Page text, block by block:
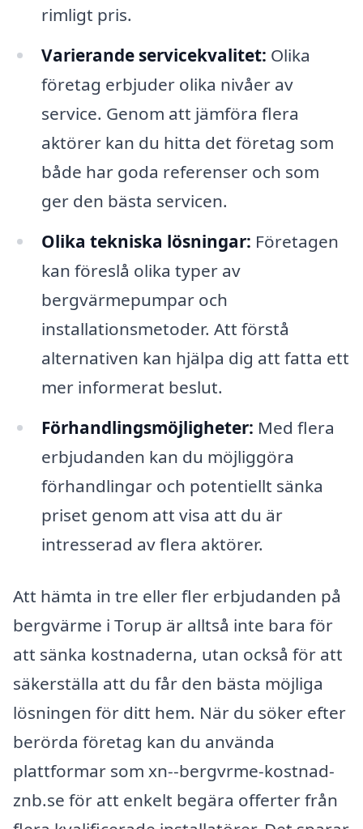
rimligt pris.
Varierande servicekvalitet: Olika
företag erbjuder olika nivåer av
service. Genom att jämföra flera
aktörer kan du hitta det företag som
både har goda referenser och som
ger den bästa servicen.
Olika tekniska lösningar: Företagen
kan föreslå olika typer av
bergvärmepumpar och
installationsmetoder. Att förstå
alternativen kan hjälpa dig att fatta ett
mer informerat beslut.
Förhandlingsmöjligheter: Med flera
erbjudanden kan du möjliggöra
förhandlingar och potentiellt sänka
priset genom att visa att du är
intresserad av flera aktörer.
Att hämta in tre eller fler erbjudanden på
bergvärme i Torup är alltså inte bara för
att sänka kostnaderna, utan också för att
säkerställa att du får den bästa möjliga
lösningen för ditt hem. När du söker efter
berörda företag kan du använda
plattformar som xn--bergvrme-kostnad-
znb.se för att enkelt begära offerter från